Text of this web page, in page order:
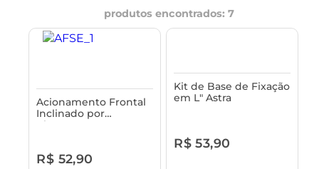
produtos encontrados: 7
Acionamento Frontal
Inclinado por
Alavanca para Louça
R$ 52,90
Kit de Base de Fixação
em L" Astra
R$ 53,90